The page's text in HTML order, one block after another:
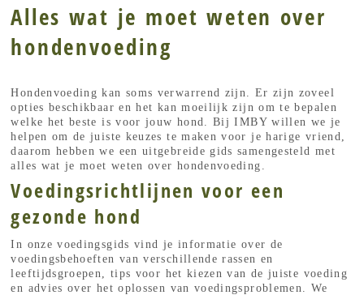
Alles wat je moet weten over
hondenvoeding
Hondenvoeding kan soms verwarrend zijn. Er zijn zoveel
opties beschikbaar en het kan moeilijk zijn om te bepalen
welke het beste is voor jouw hond. Bij IMBY willen we je
helpen om de juiste keuzes te maken voor je harige vriend,
daarom hebben we een uitgebreide gids samengesteld met
alles wat je moet weten over hondenvoeding.
Voedingsrichtlijnen voor een
gezonde hond
In onze voedingsgids vind je informatie over de
voedingsbehoeften van verschillende rassen en
leeftijdsgroepen, tips voor het kiezen van de juiste voeding
en advies over het oplossen van voedingsproblemen. We